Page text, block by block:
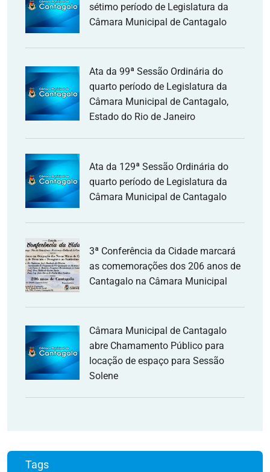
sétimo período de Legislatura da
Câmara Municipal de Cantagalo
Ata da 99ª Sessão Ordinária do
quarto período de Legislatura da
Câmara Municipal de Cantagalo,
Estado do Rio de Janeiro
Ata da 129ª Sessão Ordinária do
quarto período de Legislatura da
Câmara Municipal de Cantagalo
3ª Conferência da Cidade marcará
as comemorações dos 206 anos de
Cantagalo na Câmara Municipal
Câmara Municipal de Cantagalo
abre Chamamento Público para
locação de espaço para Sessão
Solene
Tags